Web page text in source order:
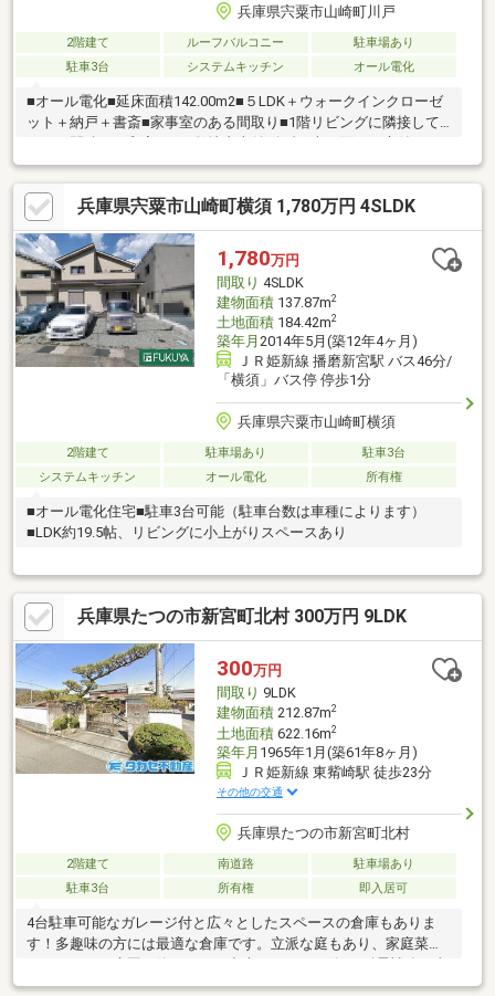
兵庫県宍粟市山崎町川戸
2階建て ルーフバルコニー
駐車場あり
駐車3台
システムキッチン オール電化
■オール電化■延床面積142.00m2■５LDK＋ウォークインクローゼ
ット＋納戸＋書斎■家事室のある間取り■1階リビングに隣接して
兵庫県宍粟市山崎町横須 1,780万円 4SLDK
1,780万円
間取り 4SLDK
建物面積137.87m2
土地面積184.42m2
築年月 2014年5月(築12年4ヶ月)
ＪＲ姫新線 播磨新宮駅 バス46分/
「横須」バス停 停歩1分
兵庫県宍粟市山崎町横須
2階建て 駐車場あり
駐車3台
システムキッチン
オール電化 所有権
■オール電化住宅■駐車3台可能（駐車台数は車種によります）
■LDK約19.5帖、リビングに小上がりスペースあり
兵庫県たつの市新宮町北村 300万円 9LDK
300万円
間取り 9LDK
建物面積212.87m2
土地面積622.16m2
築年月 1965年1月(築61年8ヶ月)
ＪＲ姫新線 東觜崎駅 徒歩23分
その他の交通
兵庫県たつの市新宮町北村
2階建て 南道路
駐車場あり
駐車3台
所有権 即入居可
4台駐車可能なガレージ付と広々としたスペースの倉庫もありま
す！多趣味の方には最適な倉庫です。立派な庭もあり、家庭菜園
施工●2014年頃ユニットバス、洗面、リフォーム済別途建物登記